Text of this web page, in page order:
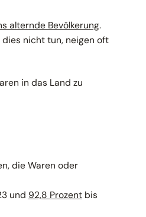
alternde Bevölkerung.
dies nicht tun, neigen oft
in das Land zu
die Waren oder
und 92,8 Prozentbis